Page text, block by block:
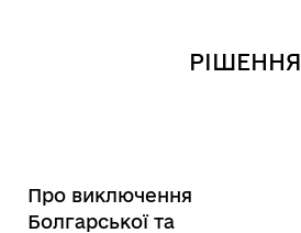
РІШЕННЯ
Про виключення
Болгарської та